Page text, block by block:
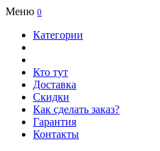
Меню 0
Категории
Кто тут
Доставка
Скидки
Как сделать заказ?
Гарантия
Контакты